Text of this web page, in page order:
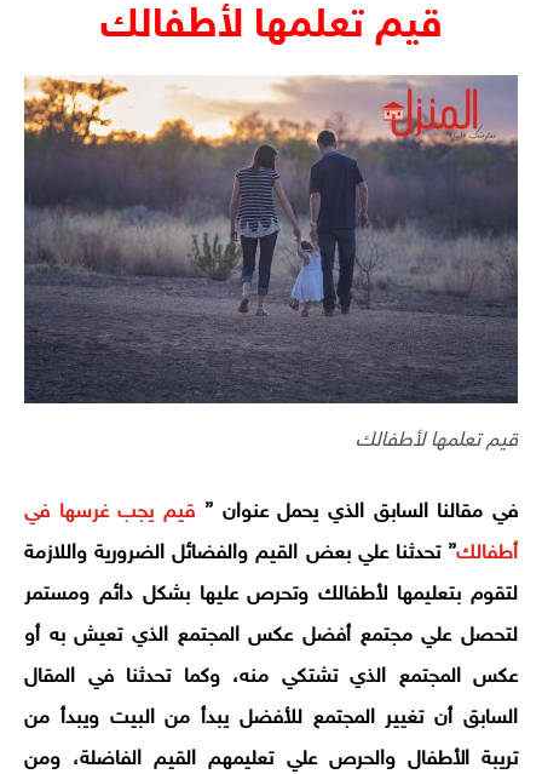
قيم تعلمها لأطفالك
قيم تعلمها لأطفالك
في مقالنا السابق الذي يحمل عنوان ” قيم يجب غرسها في
أطفالك” تحدثنا علي بعض القيم والفضائل الضرورية واللازمة
لتقوم بتعليمها لأطفالك وتحرص عليها بشكل دائم ومستمر
لتحصل علي مجتمع أفضل عكس المجتمع الذي تعيش به أو
عكس المجتمع الذي تشتكي منه، وكما تحدثنا في المقال
السابق أن تغيير المجتمع للأفضل يبدأ من البيت ويبدأ من
تريبة الأطفال والحرص علي تعليمهم القيم الفاضلة، ومن